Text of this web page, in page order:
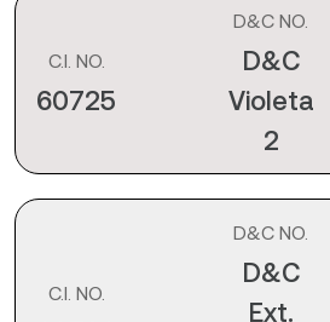
C.I. NO.
60725
D&C NO.
D&C
Violeta
2
C.I. NO.
D&C NO.
D&C
Ext.